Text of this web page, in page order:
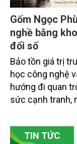
Gốm Ngọc
nghề bằng
đổi số
Bảo tồn giá trị
học công nghệ
hướng đi quan
sức cạnh tranh,
Bắc Ninh, nhiều
chủ động đổi
TIN TỨC